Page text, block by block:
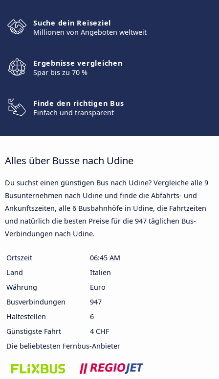
Suche dein Reiseziel
Millionen von Angeboten weltweit
Ergebnisse vergleichen
Spar bis zu 70 %
Finde den richtigen Bus
Einfach und transparent
Alles über Busse nach Udine
Du suchst einen günstigen Bus nach Udine? Vergleiche alle 9
Busunternehmen nach Udine und finde die Abfahrts- und
Ankunftszeiten, alle 6 Busbahnhöfe in Udine, die Fahrtzeiten
und natürlich die besten Preise für die 947 täglichen Bus-
Verbindungen nach Udine.
Ortszeit
06:45 AM
Land
Italien
Währung
Euro
Busverbindungen
947
Haltestellen
6
Günstigste Fahrt
4 CHF
Die beliebtesten Fernbus-Anbieter